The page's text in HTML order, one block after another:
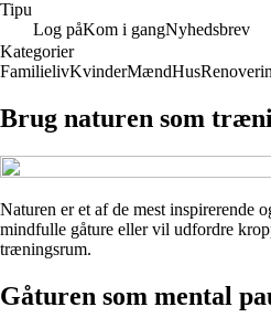
Tipu
Log påKom i gangNyhedsbrev
Kategorier
FamilielivKvinderMændHus
Brug naturen som
Naturen er et af de mest inspirerende
mindfulle gåture eller vil udfordre
træningsrum.
Gåturen som mental